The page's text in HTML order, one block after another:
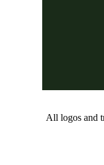
All logos and